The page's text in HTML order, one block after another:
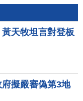
天牧坦言對登板
擬嚴審偽第3地